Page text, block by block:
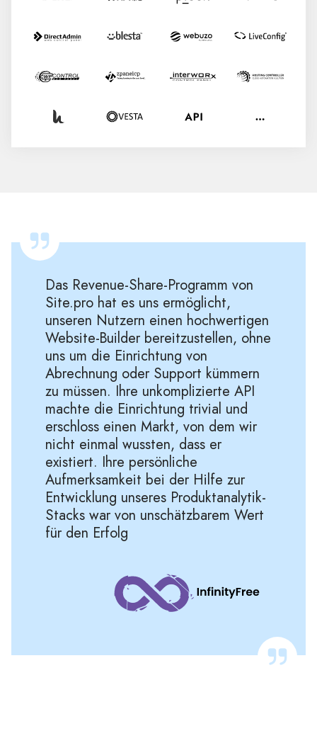
Das Revenue-Share-Programm von
Site.pro hat es uns ermöglicht,
unseren Nutzern einen hochwertigen
Website-Builder bereitzustellen, ohne
uns um die Einrichtung von
Abrechnung oder Support kümmern
zu müssen. Ihre unkomplizierte API
machte die Einrichtung trivial und
erschloss einen Markt, von dem wir
nicht einmal wussten, dass er
existiert. Ihre persönliche
Aufmerksamkeit bei der Hilfe zur
Entwicklung unseres Produktanalytik-
Stacks war von unschätzbarem Wert
für den Erfolg